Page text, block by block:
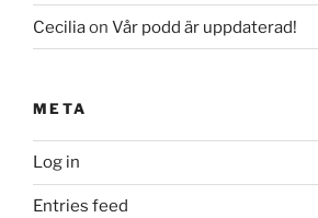
Ceciliaon Vår podd är uppdaterad!
META
Log in
Entries feed